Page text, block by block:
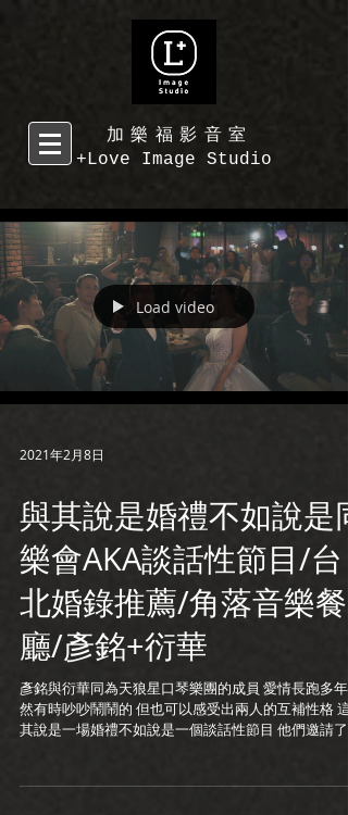
加樂福影音室
+Love Image Studio
Load video
2021年2月8日
與其說是婚禮不如說是同
樂會AKA談話性節目/台
北婚錄推薦/角落音樂餐
廳/彥銘+衍華
彥銘與衍華同為天狼星口琴樂團的成員 愛情長跑多年
然有時吵吵鬧鬧的 但也可以感受出兩人的互補性格 這
其說是一場婚禮不如說是一個談話性節目 他們邀請了